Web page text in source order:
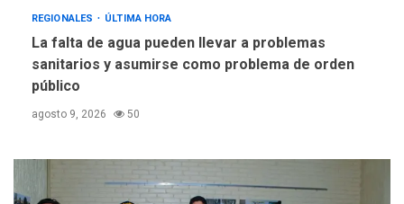
REGIONALES ÚLTIMA HORA
La falta de agua pueden llevar a problemas
sanitarios y asumirse como problema de orden
público
agosto 9, 2026 50